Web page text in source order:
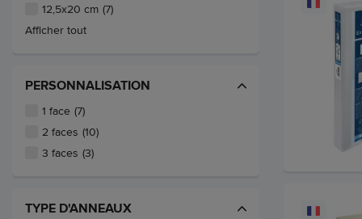
12,5x20 cm (7)
Afficher tout
PERSONNALISATION
1 face (7)
2 faces (10)
3 faces (3)
TYPE D'ANNEAUX